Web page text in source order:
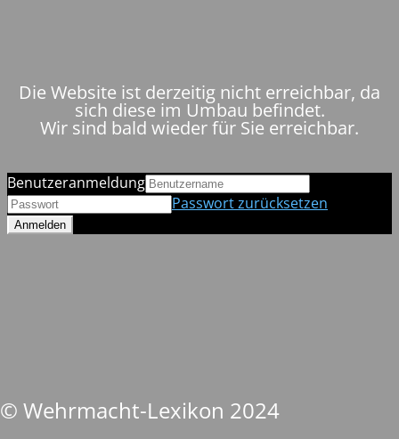
Die Website ist derzeitig nicht erreichbar, da
sich diese im Umbau befindet.
Wir sind bald wieder für Sie erreichbar.
© Wehrmacht-Lexikon 2024
Benutzeranmeldung
Passwort zurücksetzen